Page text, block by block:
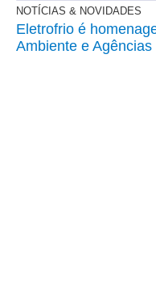
NOTÍCIAS & NOVIDADES
Eletrofrio é
Ambiente e Agências